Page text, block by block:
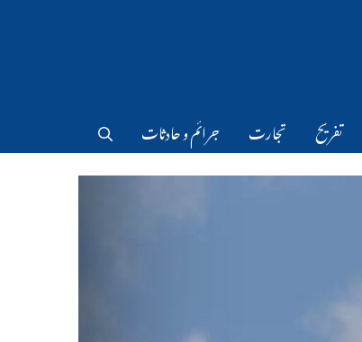
تفریح تجارت جرائم و حادثات